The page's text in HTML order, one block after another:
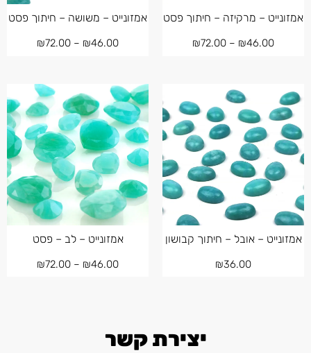
אמזונייט – מרקיזה – חיתוך פסט
₪46.00
–
₪72.00
אמזונייט – משושה – חיתוך פסט
₪46.00
–
₪72.00
אמזונייט – אובל – חיתוך קבושון
₪36.00
אמזונייט – לב – פסט
₪46.00
–
₪72.00
יצירת קשר